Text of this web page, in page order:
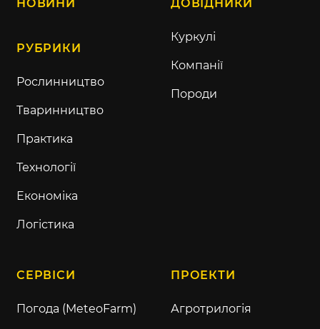
НОВИНИ
РУБРИКИ
Рослинництво
Тваринництво
Практика
Технології
Економіка
Логістика
ДОВІДНИКИ
Куркулі
Компанії
Породи
СЕРВІСИ
Погода (MeteoFarm)
ПРОЕКТИ
Агротрилогія